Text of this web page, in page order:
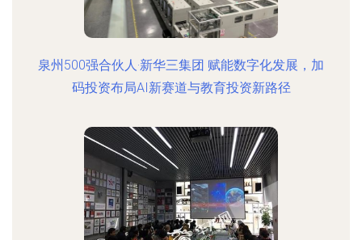
泉州500强合伙人·新华三集团 赋能数字化发展，加
码投资布局AI新赛道与教育投资新路径